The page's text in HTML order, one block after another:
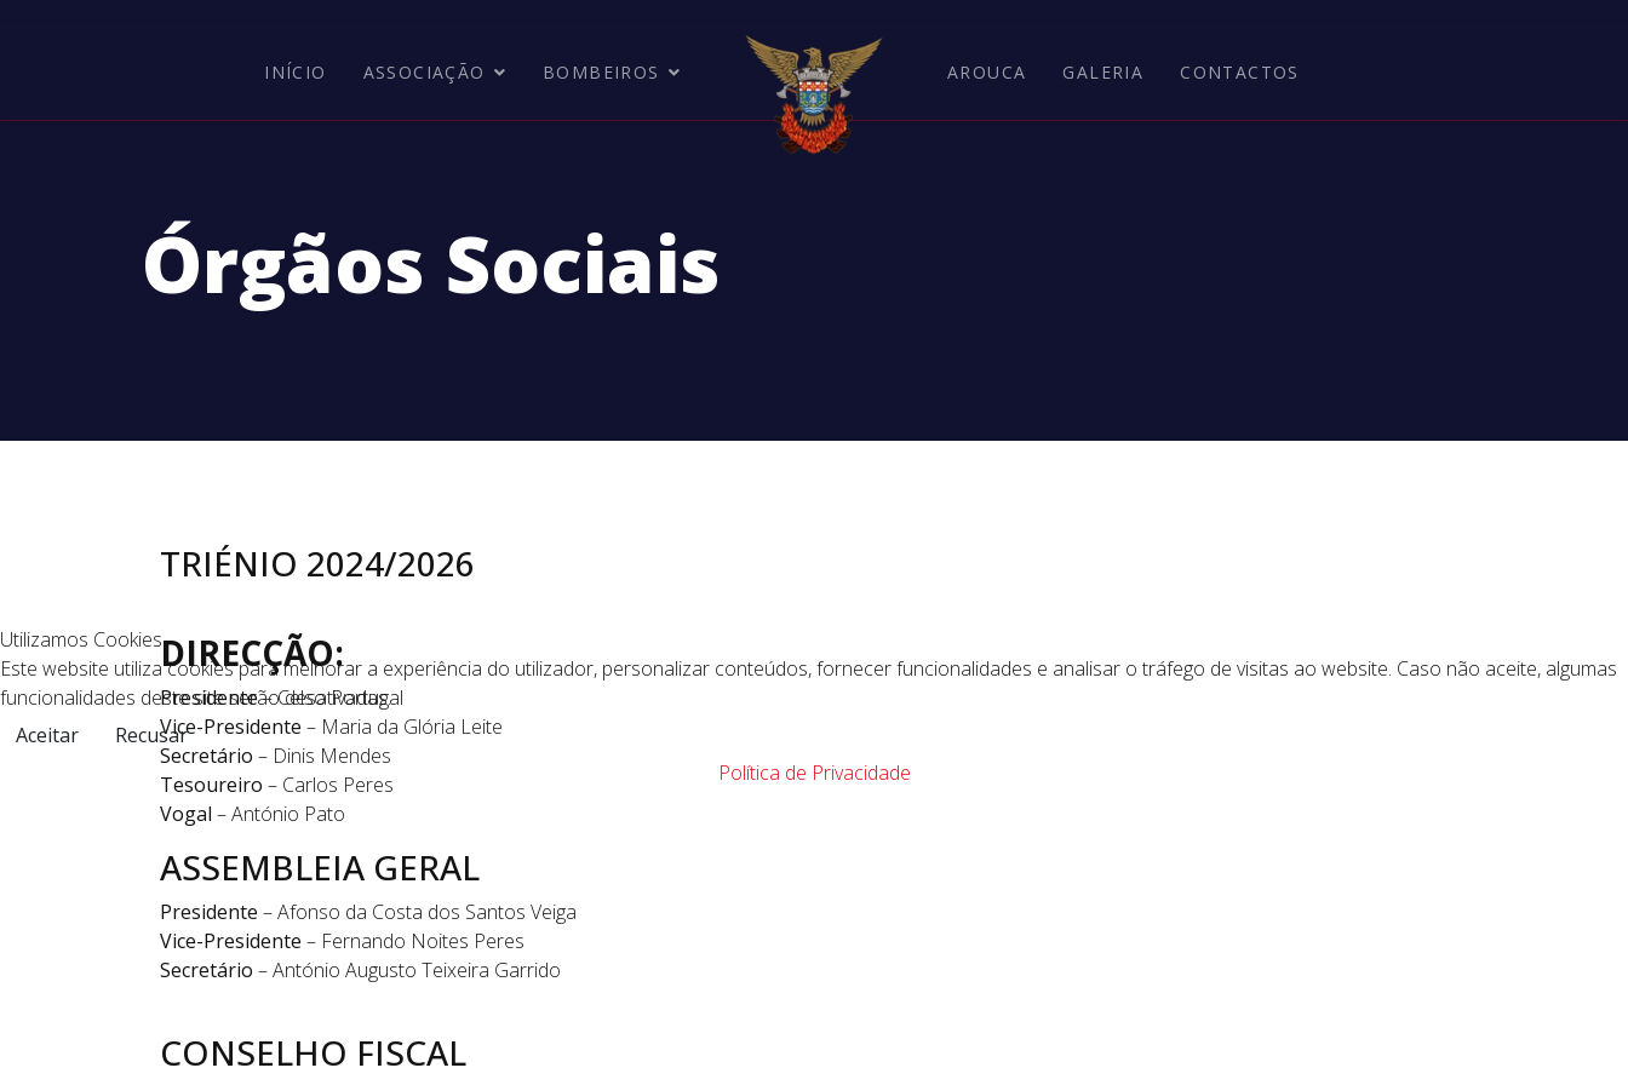
INÍCIO ASSOCIAÇÃO BOMBEIROS AROUCA GALERIA CONTACTOS
Órgãos Sociais
TRIÉNIO 2024/2026
DIRECÇÃO:
Presidente– Celso Portugal
Vice-Presidente – Maria da Glória Leite
Secretário – Dinis Mendes
Tesoureiro – Carlos Peres
Vogal – António Pato
ASSEMBLEIA GERAL
Presidente – Afonso da Costa dos Santos Veiga
Vice-Presidente – Fernando Noites Peres
Secretário – António Augusto Teixeira Garrido
CONSELHO FISCAL
Utilizamos Cookies
Este website utiliza cookies para melhorar a experiência do utilizador, personalizar conteúdos, fornecer funcionalidades e analisar o tráfego de visitas ao website. Caso não aceite, algumas
funcionalidades deste site serão desativadas.
Aceitar
Recusar
Política de Privacidade